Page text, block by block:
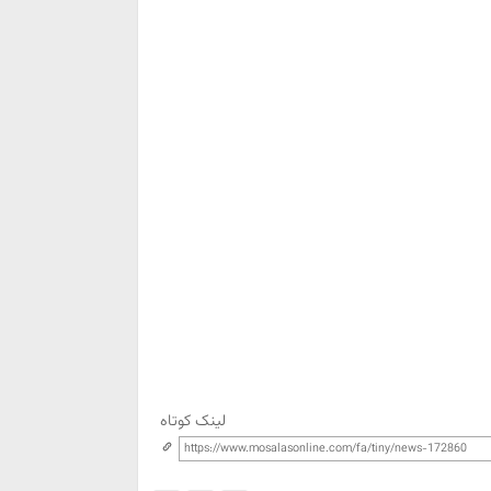
لینک کوتاه